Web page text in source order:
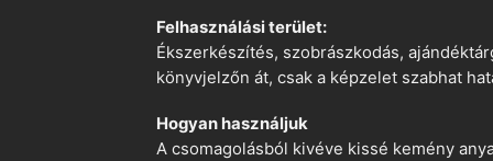
Felhasználási terület:
Ékszerkészítés, szobrászkodás,
könyvjelzőn át, csak a képzelet szabhat
Hogyan használjuk
A csomagolásból kivéve kissé kemény